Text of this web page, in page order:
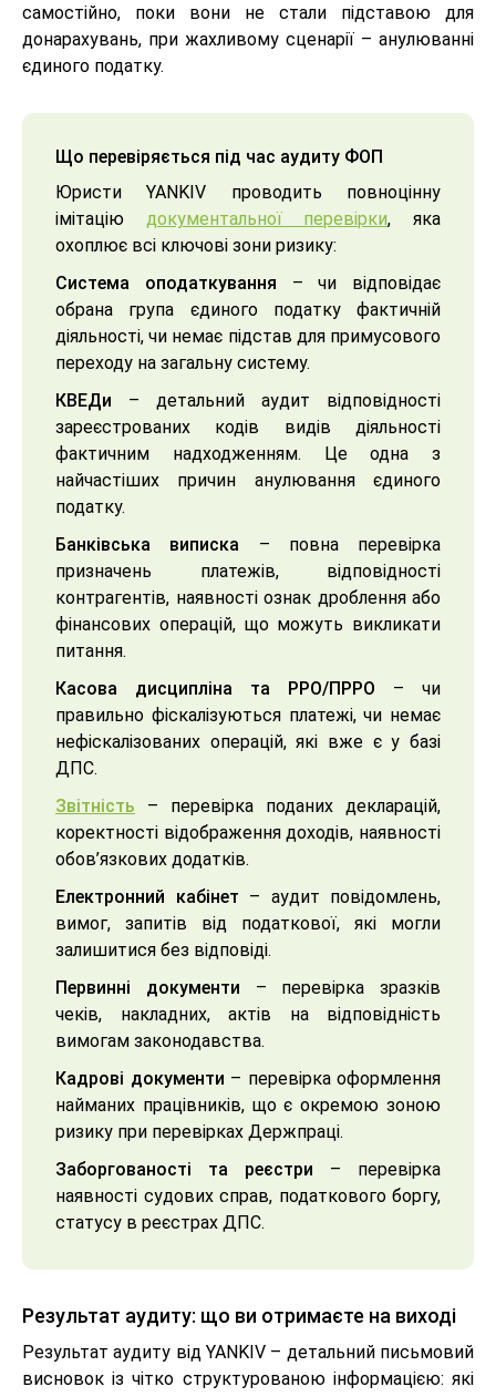
самостійно, поки вони не стали підставою для
донарахувань, при жахливому сценарії – анулюванні
єдиного податку.
Що перевіряється під час аудиту ФОП
Юристи YANKIV проводить повноцінну
імітацію документальної перевірки, яка
охоплює всі ключові зони ризику:
Система оподаткування – чи відповідає
обрана група єдиного податку фактичній
діяльності, чи немає підстав для примусового
переходу на загальну систему.
КВЕДи – детальний аудит відповідності
зареєстрованих кодів видів діяльності
фактичним надходженням. Це одна з
найчастіших причин анулювання єдиного
податку.
Банківська виписка – повна перевірка
призначень платежів, відповідності
контрагентів, наявності ознак дроблення або
фінансових операцій, що можуть викликати
питання.
Касова дисципліна та РРО/ПРРО – чи
правильно фіскалізуються платежі, чи немає
нефіскалізованих операцій, які вже є у базі
ДПС.
Звітність – перевірка поданих декларацій,
коректності відображення доходів, наявності
обов’язкових додатків.
Електронний кабінет – аудит повідомлень,
вимог, запитів від податкової, які могли
залишитися без відповіді.
Первинні документи – перевірка зразків
чеків, накладних, актів на відповідність
вимогам законодавства.
Кадрові документи – перевірка оформлення
найманих працівників, що є окремою зоною
ризику при перевірках Держпраці.
Заборгованості та реєстри – перевірка
наявності судових справ, податкового боргу,
статусу в реєстрах ДПС.
Результат аудиту: що ви отримаєте на виході
Результат аудиту від YANKIV – детальний письмовий
висновок із чітко структурованою інформацією: які